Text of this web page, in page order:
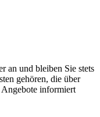
an und bleiben Sie stets
gehören, die über
Angebote informiert